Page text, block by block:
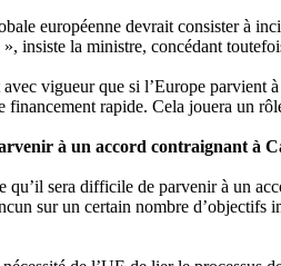
européenne devrait consister à
insiste la ministre, concédant
vigueur que si l’Europe parvient
financement rapide. Cela jouera un
à un accord contraignant à
qu’il sera difficile de parvenir à un
sur un certain nombre d’objectifs